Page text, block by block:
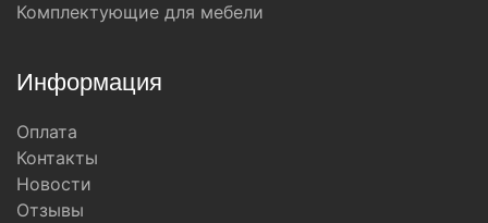
Комплектующие для мебели
Информация
Оплата
Контакты
Новости
Отзывы